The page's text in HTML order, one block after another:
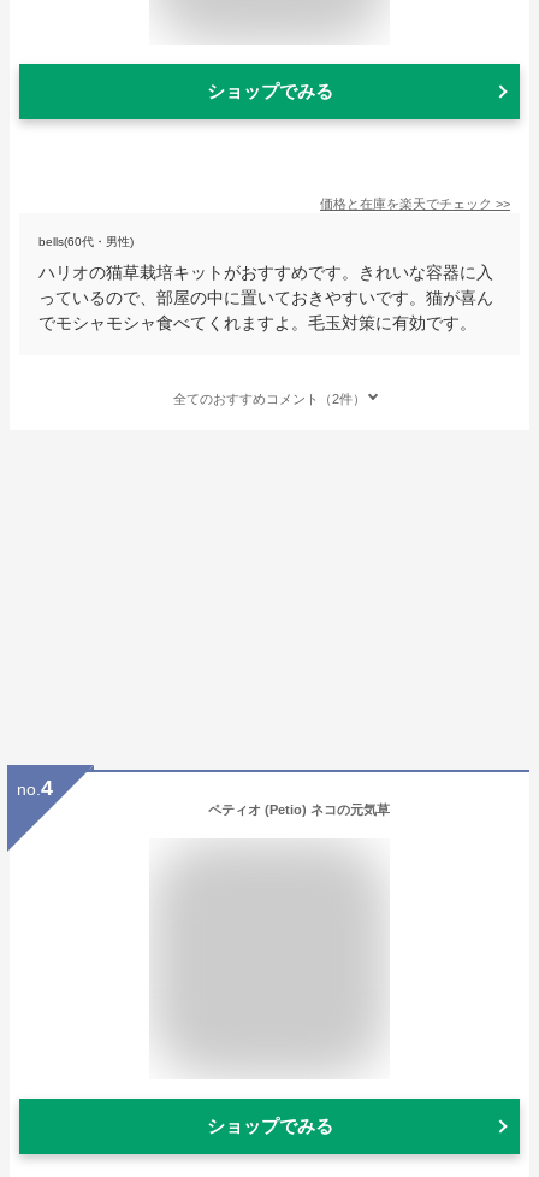
ショップでみる
価格と在庫を楽天でチェック >>
bells(60代・男性)
ハリオの猫草栽培キットがおすすめです。きれいな容器に入
っているので、部屋の中に置いておきやすいです。猫が喜ん
でモシャモシャ食べてくれますよ。毛玉対策に有効です。
全てのおすすめコメント（2件）
no. 4
ペティオ (Petio) ネコの元気草
ショップでみる